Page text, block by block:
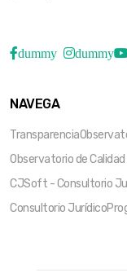
dummy dummy
NAVEGA
Transparencia
Observatorio de
CJSoft - Consultorio
Consultorio Jurídico